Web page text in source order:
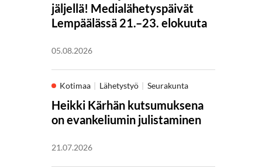
jäljellä! Medialähetyspäivät
Lempäälässä 21.–23. elokuuta
05.08.2026
Kotimaa Lähetystyö Seurakunta
Heikki Kärhän kutsumuksena
on evankeliumin julistaminen
21.07.2026